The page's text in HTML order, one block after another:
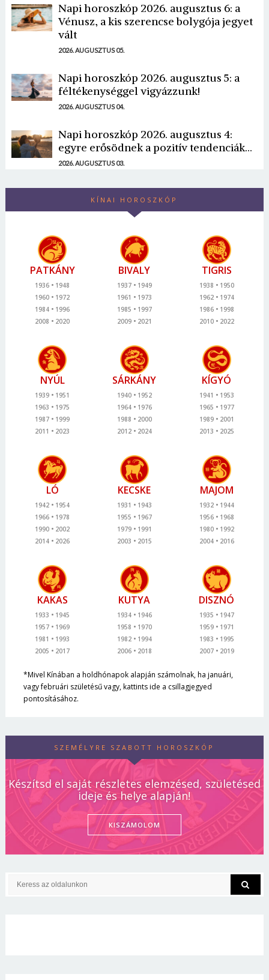
Napi horoszkóp 2026. augusztus 6: a
Vénusz, a kis szerencse bolygója jegyet
vált
2026. AUGUSZTUS 05.
Napi horoszkóp 2026. augusztus 5: a
féltékenységgel vigyázzunk!
2026. AUGUSZTUS 04.
Napi horoszkóp 2026. augusztus 4:
egyre erősödnek a pozitív tendenciák...
2026. AUGUSZTUS 03.
KÍNAI HOROSZKÓP
PATKÁNY
1936
1948
1960
1972
1984
1996
2008
2020
BIVALY
1937
1949
1961
1973
1985
1997
2009
2021
TIGRIS
1938
1950
1962
1974
1986
1998
2010
2022
NYÚL
1939
1951
1963
1975
1987
1999
2011
2023
SÁRKÁNY
1940
1952
1964
1976
1988
2000
2012
2024
KÍGYÓ
1941
1953
1965
1977
1989
2001
2013
2025
LÓ
1942
1954
1966
1978
1990
2002
2014
2026
KECSKE
1931
1943
1955
1967
1979
1991
2003
2015
MAJOM
1932
1944
1956
1968
1980
1992
2004
2016
KAKAS
1933
1945
1957
1969
1981
1993
2005
2017
KUTYA
1934
1946
1958
1970
1982
1994
2006
2018
DISZNÓ
1935
1947
1959
1971
1983
1995
2007
2019
*Mivel Kínában a holdhónapok alapján számolnak, ha januári,
vagy februári születésű vagy, kattints ide a csillagjegyed
pontosításához.
SZEMÉLYRE SZABOTT HOROSZKÓP
Készítsd el saját részletes elemzésed, születésed
ideje és helye alapján!
KISZÁMOLOM